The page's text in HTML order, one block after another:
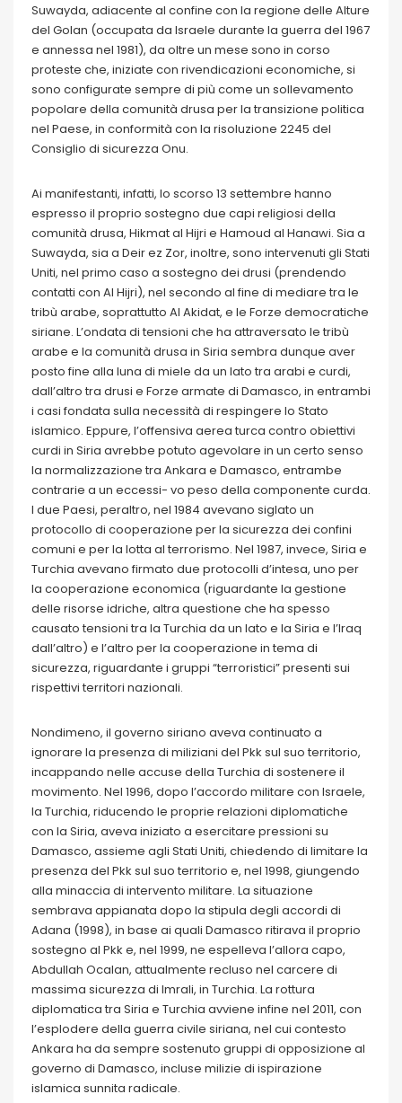
Suwayda, adiacente al confine con la regione delle Alture
del Golan (occupata da Israele durante la guerra del 1967
e annessa nel 1981), da oltre un mese sono in corso
proteste che, iniziate con rivendicazioni economiche, si
sono configurate sempre di più come un sollevamento
popolare della comunità drusa per la transizione politica
nel Paese, in conformità con la risoluzione 2245 del
Consiglio di sicurezza Onu.
Ai manifestanti, infatti, lo scorso 13 settembre hanno
espresso il proprio sostegno due capi religiosi della
comunità drusa, Hikmat al Hijri e Hamoud al Hanawi. Sia a
Suwayda, sia a Deir ez Zor, inoltre, sono intervenuti gli Stati
Uniti, nel primo caso a sostegno dei drusi (prendendo
contatti con Al Hijri), nel secondo al fine di mediare tra le
tribù arabe, soprattutto Al Akidat, e le Forze democratiche
siriane. L’ondata di tensioni che ha attraversato le tribù
arabe e la comunità drusa in Siria sembra dunque aver
posto fine alla luna di miele da un lato tra arabi e curdi,
dall’altro tra drusi e Forze armate di Damasco, in entrambi
i casi fondata sulla necessità di respingere lo Stato
islamico. Eppure, l’offensiva aerea turca contro obiettivi
curdi in Siria avrebbe potuto agevolare in un certo senso
la normalizzazione tra Ankara e Damasco, entrambe
contrarie a un eccessi- vo peso della componente curda.
I due Paesi, peraltro, nel 1984 avevano siglato un
protocollo di cooperazione per la sicurezza dei confini
comuni e per la lotta al terrorismo. Nel 1987, invece, Siria e
Turchia avevano firmato due protocolli d’intesa, uno per
la cooperazione economica (riguardante la gestione
delle risorse idriche, altra questione che ha spesso
causato tensioni tra la Turchia da un lato e la Siria e l’Iraq
dall’altro) e l’altro per la cooperazione in tema di
sicurezza, riguardante i gruppi “terroristici” presenti sui
rispettivi territori nazionali.
Nondimeno, il governo siriano aveva continuato a
ignorare la presenza di miliziani del Pkk sul suo territorio,
incappando nelle accuse della Turchia di sostenere il
movimento. Nel 1996, dopo l’accordo militare con Israele,
la Turchia, riducendo le proprie relazioni diplomatiche
con la Siria, aveva iniziato a esercitare pressioni su
Damasco, assieme agli Stati Uniti, chiedendo di limitare la
presenza del Pkk sul suo territorio e, nel 1998, giungendo
alla minaccia di intervento militare. La situazione
sembrava appianata dopo la stipula degli accordi di
Adana (1998), in base ai quali Damasco ritirava il proprio
sostegno al Pkk e, nel 1999, ne espelleva l’allora capo,
Abdullah Ocalan, attualmente recluso nel carcere di
massima sicurezza di Imrali, in Turchia. La rottura
diplomatica tra Siria e Turchia avviene infine nel 2011, con
l’esplodere della guerra civile siriana, nel cui contesto
Ankara ha da sempre sostenuto gruppi di opposizione al
governo di Damasco, incluse milizie di ispirazione
islamica sunnita radicale.